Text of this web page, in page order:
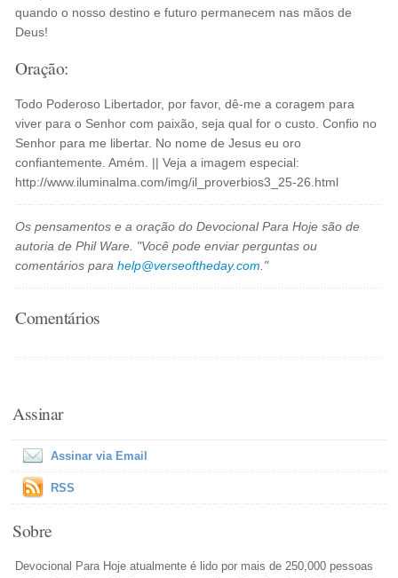
quando o nosso destino e futuro permanecem nas mãos de
Deus!
Oração:
Todo Poderoso Libertador, por favor, dê-me a coragem para
viver para o Senhor com paixão, seja qual for o custo. Confio no
Senhor para me libertar. No nome de Jesus eu oro
confiantemente. Amém. || Veja a imagem especial:
http://www.iluminalma.com/img/il_proverbios3_25-26.html
Os pensamentos e a oração do Devocional Para Hoje são de
autoria de Phil Ware. "Você pode enviar perguntas ou
comentários parahelp@verseoftheday.com ."
Comentários
Assinar
Assinar via Email
RSS
Sobre
Devocional Para Hoje atualmente é lido por mais de 250,000 pessoas